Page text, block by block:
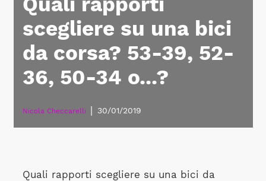
scegliere su una bici
da corsa? 53-39, 52-
36, 50-34 o...?
Nicola Checcarelli 30/01/2019
Quali rapporti scegliere su una bici da